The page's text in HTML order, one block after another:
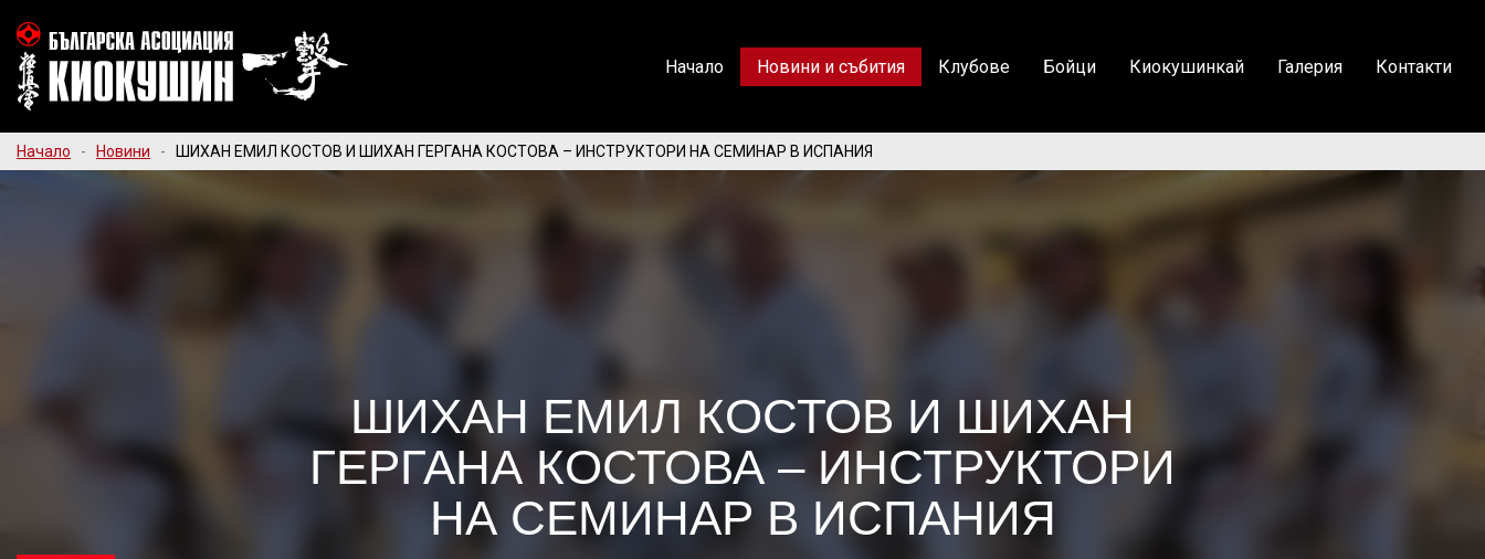
Начало Новини и събития Клубове Бойци Киокушинкай Галерия Контакти
Начало - Новини - ШИХАН ЕМИЛ КОСТОВ И ШИХАН ГЕРГАНА КОСТОВА – ИНСТРУКТОРИ НА СЕМИНАР В ИСПАНИЯ
ШИХАН ЕМИЛ КОСТОВ И ШИХАН
ГЕРГАНА КОСТОВА – ИНСТРУКТОРИ
НА СЕМИНАР В ИСПАНИЯ